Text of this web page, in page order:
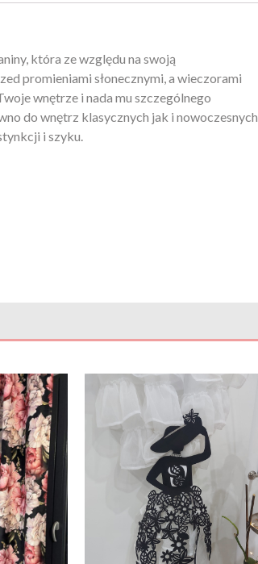
która ze względu na swoją
promieniami słonecznymi, a wieczorami
wnętrze i nada mu szczególnego
do wnętrz klasycznych jak i nowoczesnych.
i szyku.